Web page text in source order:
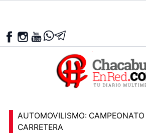
AUTOMOVILISMO: CAMPEONATO
CARRETERA